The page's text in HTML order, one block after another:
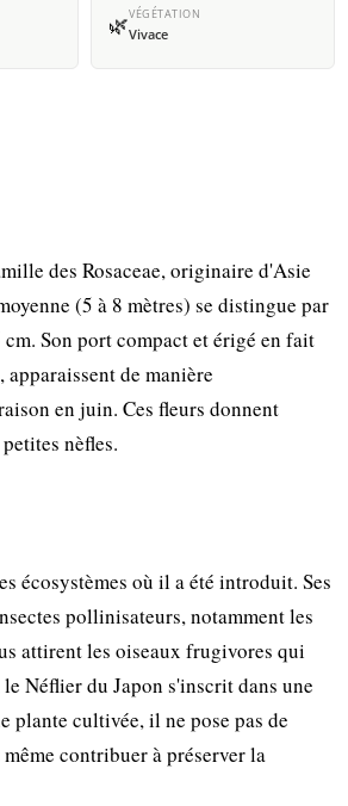
🌿VÉGÉTATION
Vivace
des Rosaceae, originaire d'Asie
(5 à 8 mètres) se distingue par
Son port compact et érigé en fait
de manière
en juin. Ces fleurs donnent
nèfles.
écosystèmes où il a été introduit. Ses
pollinisateurs, notamment les
attirent les oiseaux frugivores qui
Néflier du Japon s'inscrit dans une
plante cultivée, il ne pose pas de
contribuer à préserver la